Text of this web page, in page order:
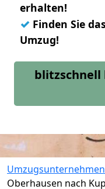
erhalten!
✓ Finden Sie
Umzug!
blitzschnell
Oberhausen nach